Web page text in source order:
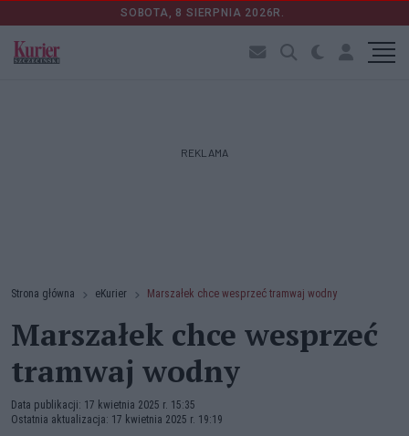
SOBOTA, 8 SIERPNIA 2026R.
REKLAMA
Strona główna eKurier Marszałek chce wesprzeć tramwaj wodny
Marszałek chce wesprzeć
tramwaj wodny
Data publikacji: 17 kwietnia 2025 r. 15:35
Ostatnia aktualizacja: 17 kwietnia 2025 r. 19:19